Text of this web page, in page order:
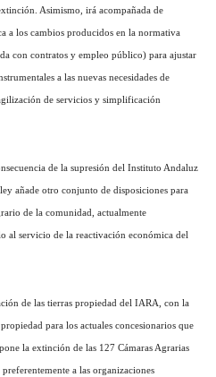
Asimismo, irá acompañada de
a los cambios producidos en la normativa
con contratos y empleo público) para ajustar
a las nuevas necesidades de
de servicios y simplificación
de la supresión del Instituto Andaluz
añade otro conjunto de disposiciones para
de la comunidad, actualmente
al servicio de la reactivación económica del
de las tierras propiedad del IARA, con la
para los actuales concesionarios que
la extinción de las 127 Cámaras Agrarias
a las organizaciones